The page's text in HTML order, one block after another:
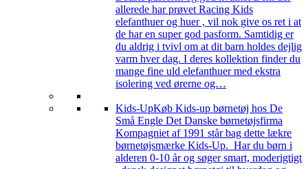
allerede har prøvet Racing Kids
elefanthuer og huer , vil nok give os ret i at
de har en super god pasform. Samtidig er
du aldrig i tvivl om at dit barn holdes dejlig
varm hver dag. I deres kollektion finder du
mange fine uld elefanthuer med ekstra
isolering ved ørerne og…
Kids-UpKøb Kids-up børnetøj hos De
Små Engle Det Danske børnetøjsfirma
Kompagniet af 1991 står bag dette lækre
børnetøjsmærke Kids-Up. Har du børn i
alderen 0-10 år og søger smart, moderigtigt